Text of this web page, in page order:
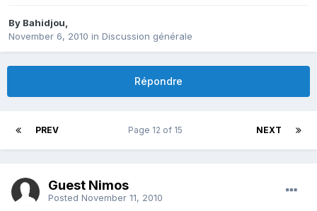
By Bahidjou,
November 6, 2010 in Discussion générale
Répondre
PREV NEXT
Page 12 of 15
Guest Nimos
Posted November 11, 2010